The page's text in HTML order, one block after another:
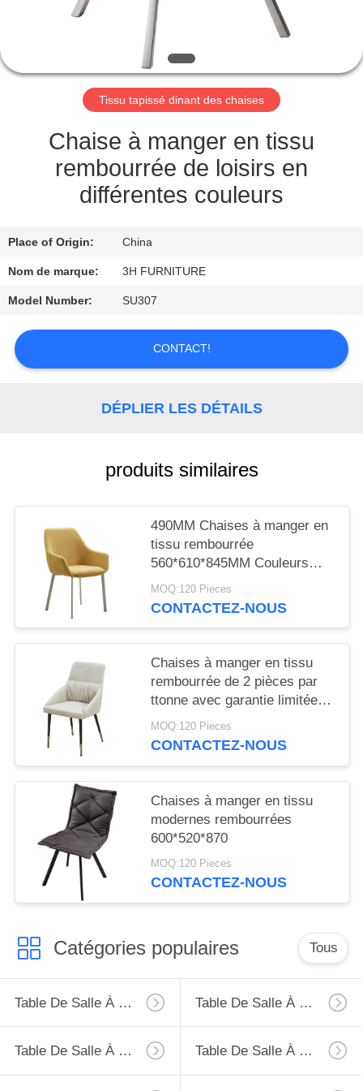
DE
QUALITÉ
CONTACT
UNE
CITATION
DU
SITE
Tissu tapissé dinant des chaises
Chaise à manger en tissu
rembourrée de loisirs en
différentes couleurs
Place of Origin: China
Nom de marque: 3H FURNITURE
Model Number: SU307
CONTACT!
DÉPLIER LES DÉTAILS
produits similaires
490MM Chaises à manger en
tissu rembourrée
560*610*845MM Couleurs
différentes
MOQ:120 Pieces
CONTACTEZ-NOUS
Chaises à manger en tissu
rembourrée de 2 pièces par
ttonne avec garantie limitée
d'un an
MOQ:120 Pieces
CONTACTEZ-NOUS
Chaises à manger en tissu
modernes rembourrées
600*520*870
MOQ:120 Pieces
CONTACTEZ-NOUS
Catégories populaires Tous
Table De Salle À Manger D'extension Table De Salle À Manger Fixe
Table De Salle À Manger De Verre Trempé Table De Salle À Manger De HPL